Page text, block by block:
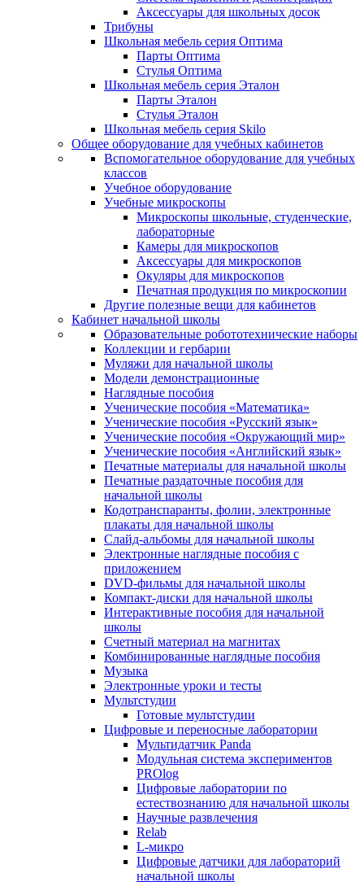
Аксессуары для школьных досок
Трибуны
Школьная мебель серия Оптима
Парты Оптима
Стулья Оптима
Школьная мебель серия Эталон
Парты Эталон
Стулья Эталон
Школьная мебель серия Skilo
Общее оборудование для учебных кабинетов
Вспомогательное оборудование для учебных
классов
Учебное оборудование
Учебные микроскопы
Микроскопы школьные, студенческие,
лабораторные
Камеры для микроскопов
Аксессуары для микроскопов
Окуляры для микроскопов
Печатная продукция по микроскопии
Другие полезные вещи для кабинетов
Кабинет начальной школы
Образовательные робототехнические наборы
Коллекции и гербарии
Муляжи для начальной школы
Модели демонстрационные
Наглядные пособия
Ученические пособия «Математика»
Ученические пособия «Русский язык»
Ученические пособия «Окружающий мир»
Ученические пособия «Английский язык»
Печатные материалы для начальной школы
Печатные раздаточные пособия для
начальной школы
Кодотранспаранты, фолии, электронные
плакаты для начальной школы
Слайд-альбомы для начальной школы
Электронные наглядные пособия с
приложением
DVD-фильмы для начальной школы
Компакт-диски для начальной школы
Интерактивные пособия для начальной
школы
Счетный материал на магнитах
Комбинированные наглядные пособия
Музыка
Электронные уроки и тесты
Мультстудии
Готовые мультстудии
Цифровые и переносные лаборатории
Мультидатчик Panda
Модульная система экспериментов
PROlog
Цифровые лаборатории по
естествознанию для начальной школы
Научные развлечения
Relab
L-микро
Цифровые датчики для лабораторий
начальной школы